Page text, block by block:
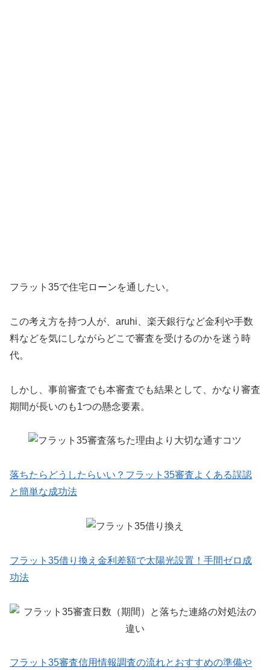
フラット35で住宅ローンを通したい。
この考え方を持つ人が、aruhi、楽天銀行など金利や手数
料などを気にしながらどこで審査を受けるのかを迷う時
代。
しかし、事前審査でも本審査でも結果として、かなり審査
期間が長いのも1つの懸念要素。
落ちたらどうしたらいい？フラット35審査よくある誤認
と簡単な成功法
フラット35借り換え金利差額で太陽光設置！手間ゼロ成
功法
フラット35審査信用情報調査の流れとおすすめの準備や